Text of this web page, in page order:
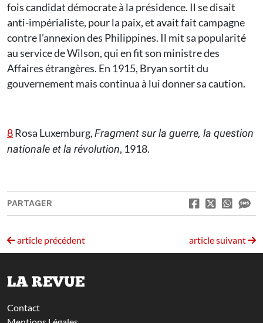
fois candidat démocrate à la présidence. Il se disait
anti-impérialiste, pour la paix, et avait fait campagne
contre l’annexion des Philippines. Il mit sa popularité
au service de Wilson, qui en fit son ministre des
Affaires étrangères. En 1915, Bryan sortit du
gouvernement mais continua à lui donner sa caution.
8Rosa Luxemburg,Fragment sur la guerre, la question
nationale et la révolution, 1918.
PARTAGER
article précédent article suivant
LA REVUE
Contact